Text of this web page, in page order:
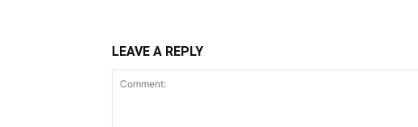
LEAVE A REPLY